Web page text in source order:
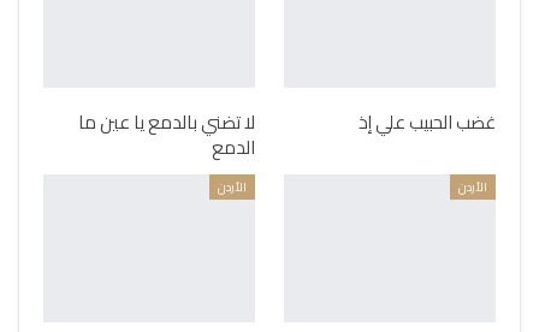
غضب الحبيب علي إذ لا تضني بالدمع يا عين ما
الدمع
الأردن الأردن